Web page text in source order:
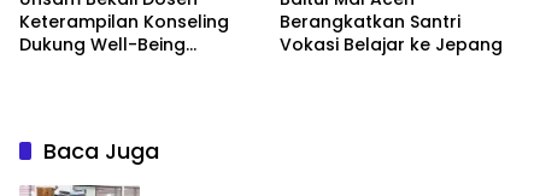
Keterampilan Konseling
Dukung Well-Being
Berangkatkan Santri
Vokasi Belajar ke Jepang
Baca Juga